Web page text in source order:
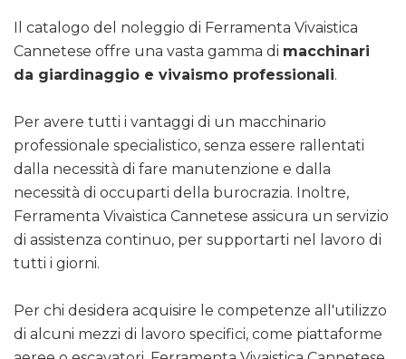
Il catalogo del noleggio di Ferramenta Vivaistica
Cannetese offre una vasta gamma di macchinari
da giardinaggio e vivaismo professionali.
Per avere tutti i vantaggi di un macchinario
professionale specialistico, senza essere rallentati
dalla necessità di fare manutenzione e dalla
necessità di occuparti della burocrazia. Inoltre,
Ferramenta Vivaistica Cannetese assicura un servizio
di assistenza continuo, per supportarti nel lavoro di
tutti i giorni.
Per chi desidera acquisire le competenze all'utilizzo
di alcuni mezzi di lavoro specifici, come piattaforme